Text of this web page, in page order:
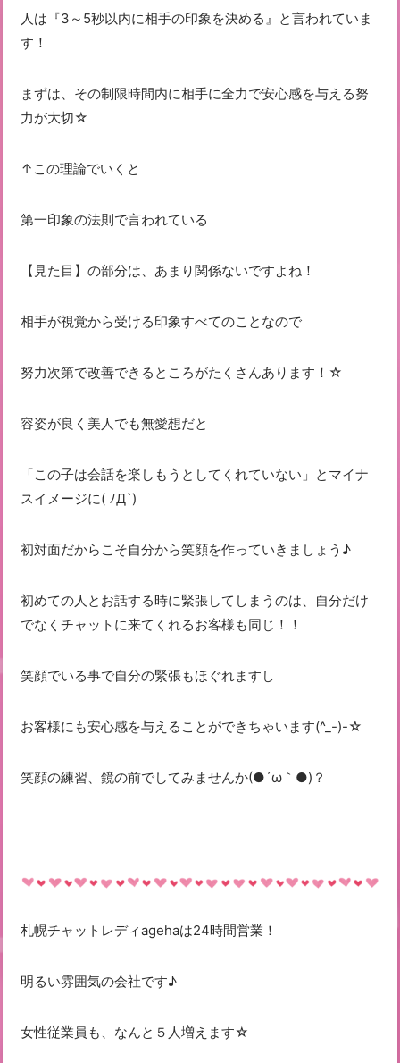
人は『3～5秒以内に相手の印象を決める』と言われていま
す！
まずは、その制限時間内に相手に全力で安心感を与える努
力が大切☆
↑この理論でいくと
第一印象の法則で言われている
【見た目】の部分は、あまり関係ないですよね！
相手が視覚から受ける印象すべてのことなので
努力次第で改善できるところがたくさんあります！☆
容姿が良く美人でも無愛想だと
「この子は会話を楽しもうとしてくれていない」とマイナ
スイメージに( ﾉД`)
初対面だからこそ自分から笑顔を作っていきましょう♪
初めての人とお話する時に緊張してしまうのは、自分だけ
でなくチャットに来てくれるお客様も同じ！！
笑顔でいる事で自分の緊張もほぐれますし
お客様にも安心感を与えることができちゃいます(^_-)-☆
笑顔の練習、鏡の前でしてみませんか(●´ω｀●)？
札幌チャットレディagehaは24時間営業！
明るい雰囲気の会社です♪
女性従業員も、なんと５人増えます☆